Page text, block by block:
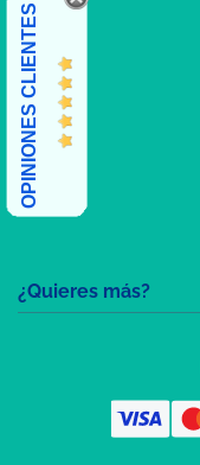
¿Quieres más?
OPINIONES CLIENTES